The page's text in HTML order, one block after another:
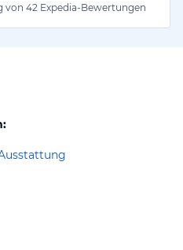
von 42 Expedia-Bewertungen